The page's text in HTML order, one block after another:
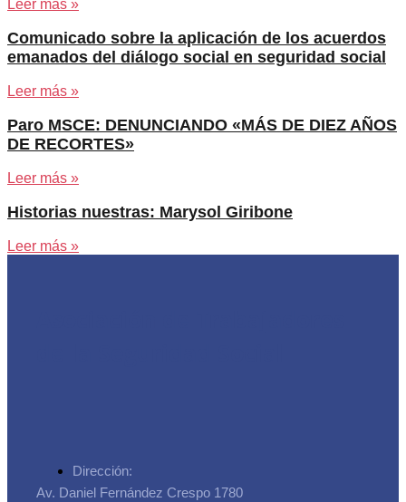
Leer más »
Comunicado sobre la aplicación de los acuerdos
emanados del diálogo social en seguridad social
Leer más »
Paro MSCE: DENUNCIANDO «MÁS DE DIEZ AÑOS
DE RECORTES»
Leer más »
Historias nuestras: Marysol Giribone
Leer más »
Dirección:
Av. Daniel Fernández Crespo 1780